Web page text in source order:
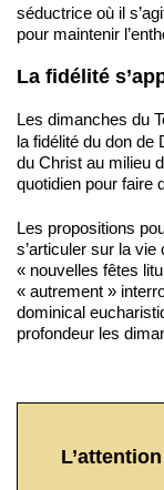
séductrice où il
pour maintenir
La fidélité
Les dimanches du
la fidélité du don de
du Christ au milieu
quotidien pour faire
Les propositions
s’articuler sur la
« nouvelles fêtes
« autrement »
dominical
profondeur les